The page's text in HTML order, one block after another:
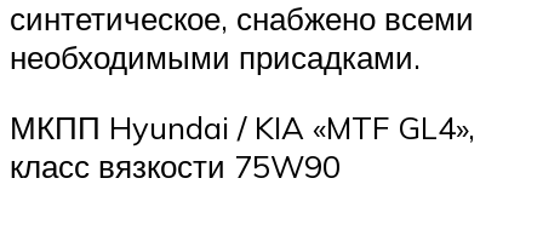
синтетическое, снабжено всеми
необходимыми присадками.
МКПП Hyundai / KIA «MTF GL4»,
класс вязкости 75W90